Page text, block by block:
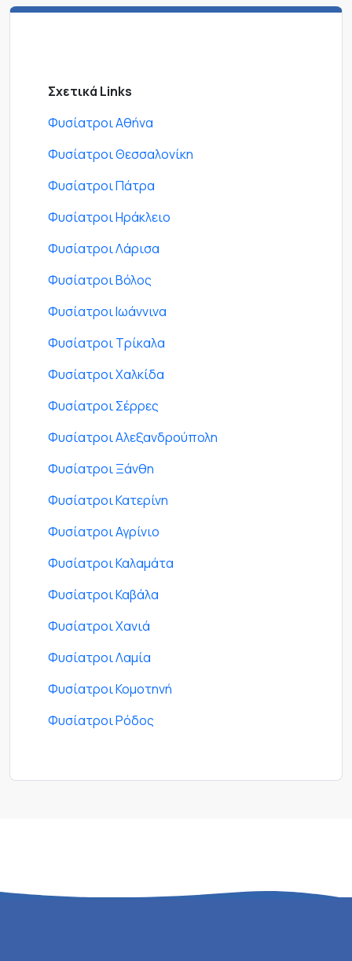
Σχετικά Links
Φυσίατροι Αθήνα
Φυσίατροι Θεσσαλονίκη
Φυσίατροι Πάτρα
Φυσίατροι Ηράκλειο
Φυσίατροι Λάρισα
Φυσίατροι Βόλος
Φυσίατροι Ιωάννινα
Φυσίατροι Τρίκαλα
Φυσίατροι Χαλκίδα
Φυσίατροι Σέρρες
Φυσίατροι Αλεξανδρούπολη
Φυσίατροι Ξάνθη
Φυσίατροι Κατερίνη
Φυσίατροι Αγρίνιο
Φυσίατροι Καλαμάτα
Φυσίατροι Καβάλα
Φυσίατροι Χανιά
Φυσίατροι Λαμία
Φυσίατροι Κομοτηνή
Φυσίατροι Ρόδος